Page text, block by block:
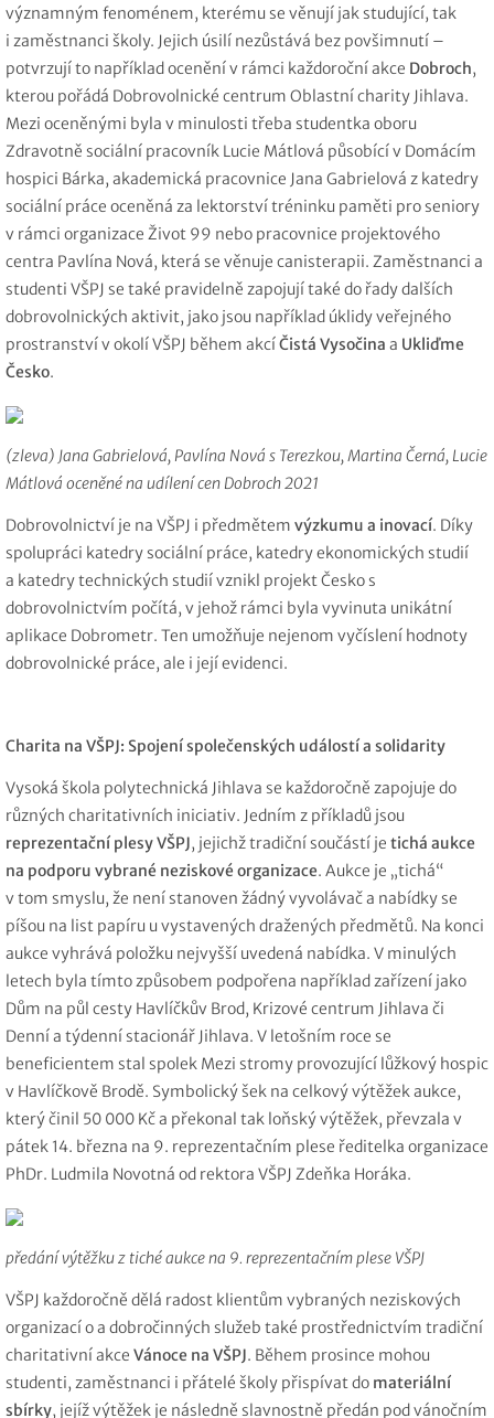
významným fenoménem, kterému se věnují jak studující, tak
i zaměstnanci školy. Jejich úsilí nezůstává bez povšimnutí –
potvrzují to například ocenění v rámci každoroční akce Dobroch,
kterou pořádá Dobrovolnické centrum Oblastní charity Jihlava.
Mezi oceněnými byla v minulosti třeba studentka oboru
Zdravotně sociální pracovník Lucie Mátlová působící v Domácím
hospici Bárka, akademická pracovnice Jana Gabrielová z katedry
sociální práce oceněná za lektorství tréninku paměti pro seniory
v rámci organizace Život 99 nebo pracovnice projektového
centra Pavlína Nová, která se věnuje canisterapii. Zaměstnanci a
studenti VŠPJ se také pravidelně zapojují také do řady dalších
dobrovolnických aktivit, jako jsou například úklidy veřejného
prostranství v okolí VŠPJ během akcí Čistá Vysočina a Ukliďme
Česko.
(zleva) Jana Gabrielová, Pavlína Nová s Terezkou, Martina Černá, Lucie
Mátlová oceněné na udílení cen Dobroch 2021
Dobrovolnictví je na VŠPJ i předmětem výzkumu a inovací. Díky
spolupráci katedry sociální práce, katedry ekonomických studií
a katedry technických studií vznikl projekt Česko s
dobrovolnictvím počítá, v jehož rámci byla vyvinuta unikátní
aplikace Dobrometr. Ten umožňuje nejenom vyčíslení hodnoty
dobrovolnické práce, ale i její evidenci.
Charita na VŠPJ: Spojení společenských událostí a solidarity
Vysoká škola polytechnická Jihlava se každoročně zapojuje do
různých charitativních iniciativ. Jedním z příkladů jsou
reprezentační plesy VŠPJ, jejichž tradiční součástí je tichá aukce
na podporu vybrané neziskové organizace. Aukce je „tichá“
vtom smyslu, že není stanoven žádný vyvolávač a nabídky se
píšou na list papíru u vystavených dražených předmětů. Na konci
aukce vyhrává položku nejvyšší uvedená nabídka. V minulých
letech byla tímto způsobem podpořena například zařízení jako
Dům na půl cesty Havlíčkův Brod, Krizové centrum Jihlava či
Denní a týdenní stacionář Jihlava. V letošním roce se
beneficientem stal spolek Mezi stromy provozující lůžkový hospic
v Havlíčkově Brodě. Symbolický šek na celkový výtěžek aukce,
který činil 50 000 Kč a překonal tak loňský výtěžek, převzala v
pátek 14. března na 9. reprezentačním plese ředitelka organizace
PhDr. Ludmila Novotná od rektora VŠPJ Zdeňka Horáka.
předání výtěžku z tiché aukce na 9. reprezentačním plese VŠPJ
VŠPJ každoročně dělá radost klientům vybraných neziskových
organizací o a dobročinných služeb také prostřednictvím tradiční
charitativní akce Vánoce na VŠPJ. Během prosince mohou
studenti, zaměstnanci i přátelé školy přispívat do materiální
sbírky, jejíž výtěžek je následně slavnostně předán pod vánočním